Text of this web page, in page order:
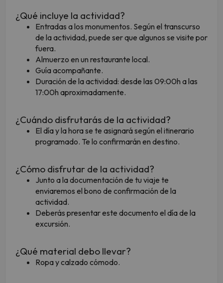
¿Qué incluye la actividad?
Entradas a los monumentos. Según el transcurso
de la actividad, puede ser que algunos se visite por
fuera.
Almuerzo en un restaurante local.
Guía acompañante.
Duración de la actividad: desde las 09:00h a las
17:00h aproximadamente.
¿Cuándo disfrutarás de la actividad?
El día y la hora se te asignará según el itinerario
programado. Te lo confirmarán en destino.
¿Cómo disfrutar de la actividad?
Junto a la documentación de tu viaje te
enviaremos el bono de confirmación de la
actividad.
Deberás presentar este documento el día de la
excursión.
¿Qué material debo llevar?
Ropa y calzado cómodo.